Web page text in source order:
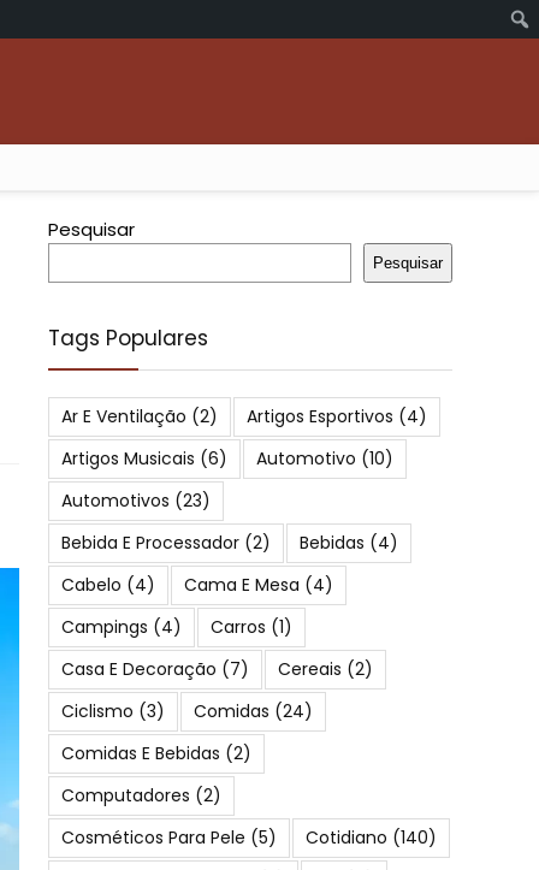
Pesquisar
Pesquisar
Tags Populares
Ar E Ventilação (2) Artigos Esportivos (4)
Artigos Musicais (6) Automotivo (10)
Automotivos (23)
Bebida E Processador (2) Bebidas (4)
Cabelo (4) Cama E Mesa (4)
Campings (4) Carros (1)
Casa E Decoração (7) Cereais (2)
Ciclismo (3) Comidas (24)
Comidas E Bebidas (2)
Computadores (2)
Cosméticos Para Pele (5) Cotidiano (140)